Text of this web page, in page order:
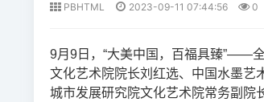
PBHTML 2023-09-11 07:44:56 0
9月9日，“大美中国，百福具臻”——
文化艺术院院长刘红选、中国水墨艺
城市发展研究院文化艺术院常务副院